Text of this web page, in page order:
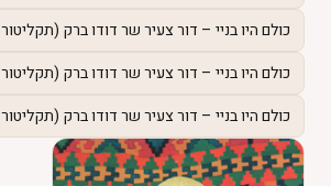
⚲
English
כולם היו בניי – דור צעיר שר דודו ברק (תקליטור 1)
כולם היו בניי – דור צעיר שר דודו ברק (תקליטור 2)
כולם היו בניי – דור צעיר שר דודו ברק (תקליטור 3)